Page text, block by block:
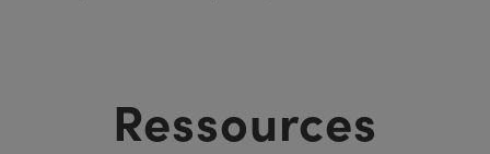
Ressources